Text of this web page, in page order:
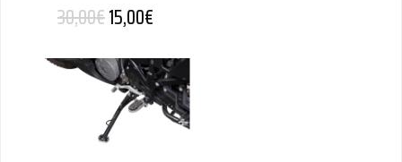
30,00€Alkuperäinen hinta oli: 30,00€.
15,00€